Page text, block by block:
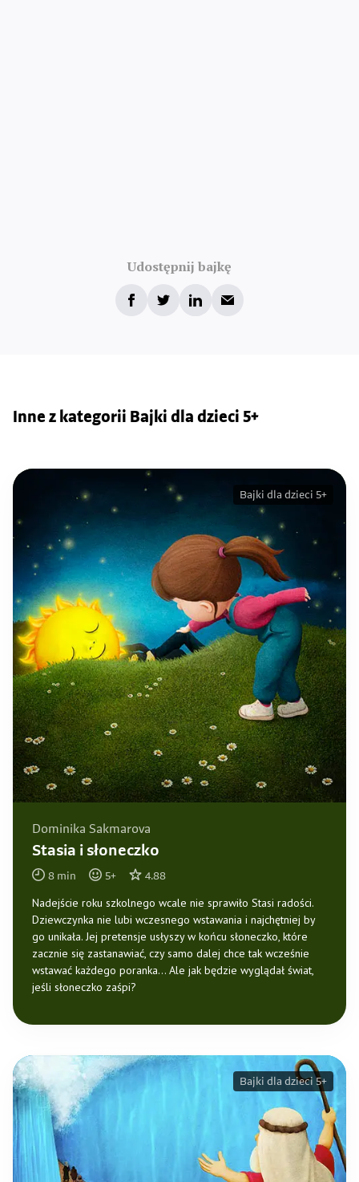
Udostępnij bajkę
Inne z kategorii Bajki dla dzieci 5+
Bajki dla dzieci 5+
Dominika Sakmarova
Stasia i słoneczko
8 min 5+ 4.88
Nadejście roku szkolnego wcale nie sprawiło Stasi radości.
Dziewczynka nie lubi wczesnego wstawania i najchętniej by
go unikała. Jej pretensje usłyszy w końcu słoneczko, które
zacznie się zastanawiać, czy samo dalej chce tak wcześnie
wstawać każdego poranka… Ale jak będzie wyglądał świat,
jeśli słoneczko zaśpi?
Bajki dla dzieci 5+